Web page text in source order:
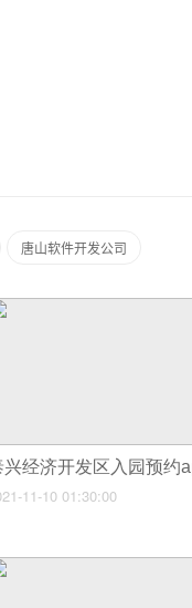
唐山软件开发公司
11-10 01:30:00